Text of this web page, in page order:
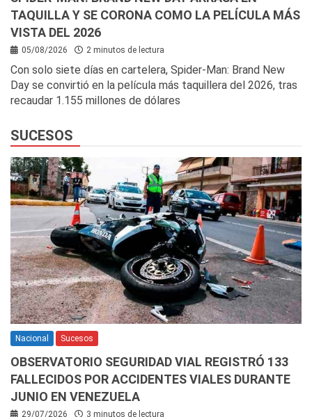
TAQUILLA Y SE CORONA COMO LA PELÍCULA MÁS
VISTA DEL 2026
05/08/2026 2 minutos de lectura
Con solo siete días en cartelera, Spider-Man: Brand New
Day se convirtió en la película más taquillera del 2026, tras
recaudar 1.155 millones de dólares
SUCESOS
Nacional Sucesos
OBSERVATORIO SEGURIDAD VIAL REGISTRÓ 133
FALLECIDOS POR ACCIDENTES VIALES DURANTE
JUNIO EN VENEZUELA
29/07/2026 3 minutos de lectura